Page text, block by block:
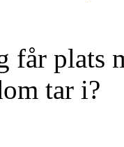
får plats
tar i?